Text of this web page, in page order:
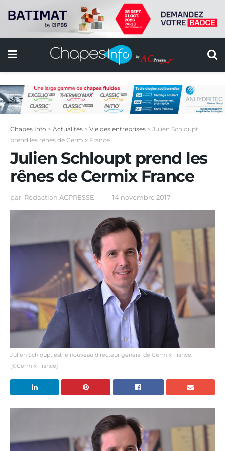
Chapes Info > Actualités > Vie des entreprises > Julien Schloupt
prend les rênes de Cermix France
Julien Schloupt prend les
rênes de Cermix France
par Rédaction ACPRESSE 14 novembre 2017
Julien Schloupt est le nouveau directeur général de Cermix France.
[©Cermix France]